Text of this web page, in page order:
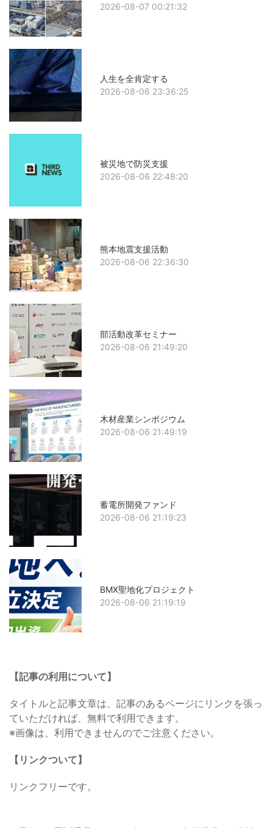
2026-08-07 00:21:32
人生を全肯定する
2026-08-06 23:36:25
被災地で防災支援
2026-08-06 22:48:20
熊本地震支援活動
2026-08-06 22:36:30
部活動改革セミナー
2026-08-06 21:49:20
木材産業シンポジウム
2026-08-06 21:49:19
蓄電所開発ファンド
2026-08-06 21:19:23
BMX聖地化プロジェクト
2026-08-06 21:19:19
【記事の利用について】
タイトルと記事文章は、記事のあるページにリンクを張っ
ていただければ、無料で利用できます。
※画像は、利用できませんのでご注意ください。
【リンクついて】
リンクフリーです。